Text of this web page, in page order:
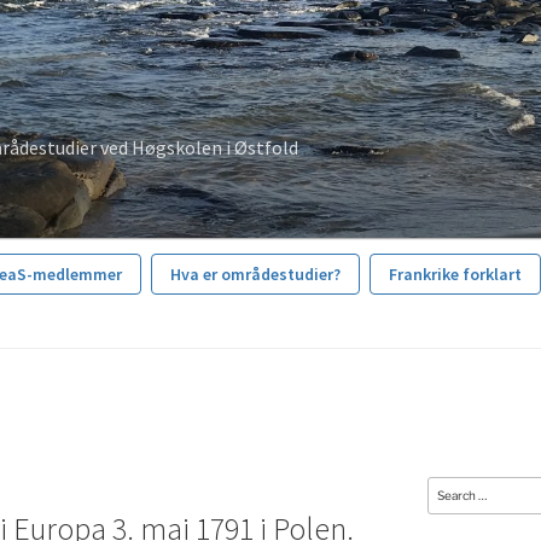
ved Høgskolen i Østfold
medlemmer Hva er områdestudier? Frankrike forklart
3. mai 1791 i Polen.
Search